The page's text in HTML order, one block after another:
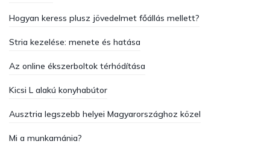
Hogyan keress plusz jövedelmet főállás mellett?
Stria kezelése: menete és hatása
Az online ékszerboltok térhódítása
Kicsi L alakú konyhabútor
Ausztria legszebb helyei Magyarországhoz közel
Mi a munkamánia?